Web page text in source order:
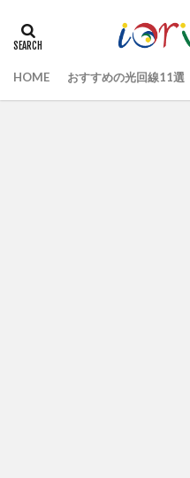
HOME おすすめの光回線11選